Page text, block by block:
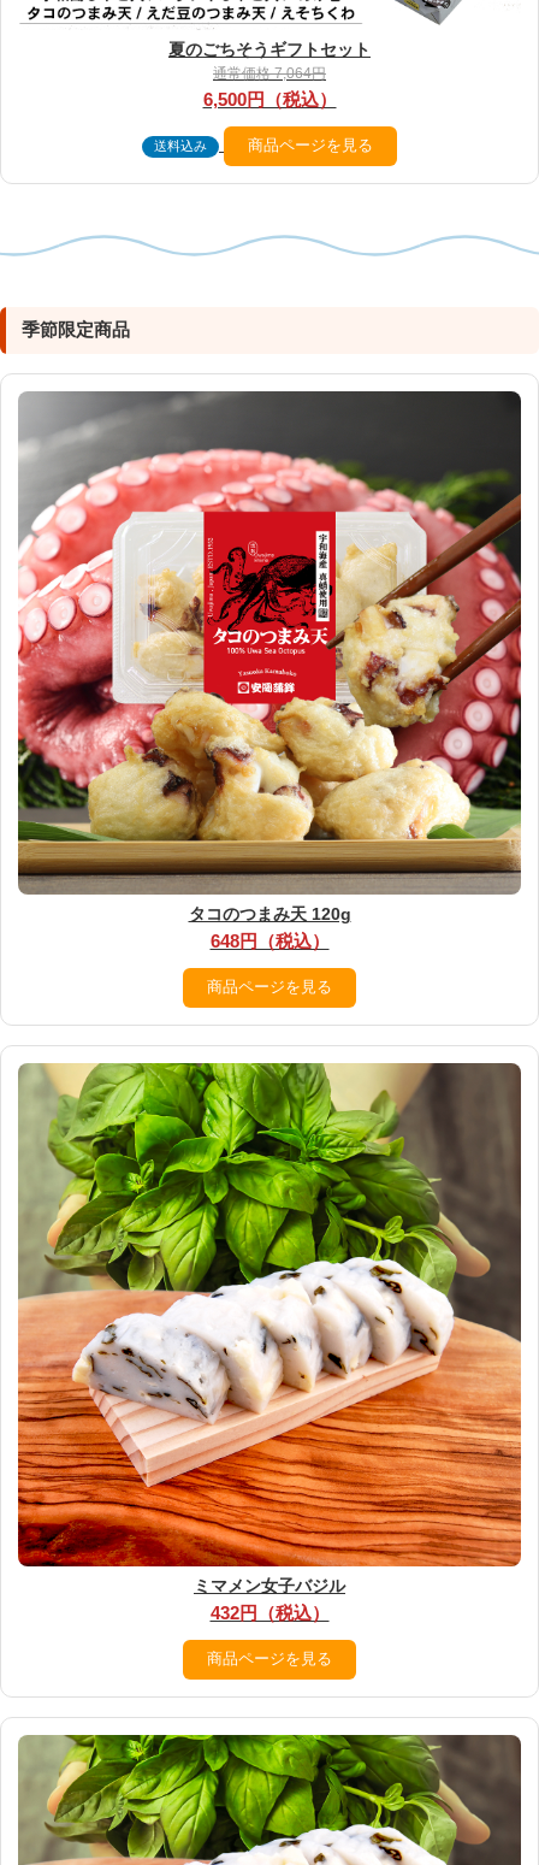
夏のごちそうギフトセット
通常価格 7,064円
6,500円（税込）
送料込み 商品ページを見る
季節限定商品
タコのつまみ天 120g
648円（税込）
商品ページを見る
ミマメン女子バジル
432円（税込）
商品ページを見る